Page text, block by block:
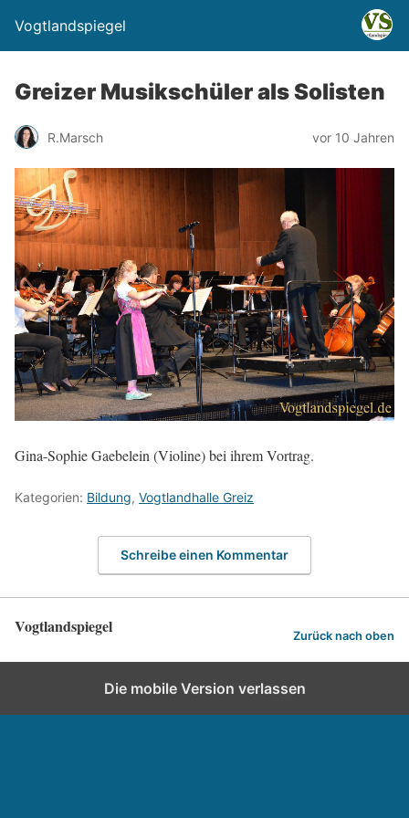
Vogtlandspiegel
Greizer Musikschüler als Solisten
R.Marsch vor 10 Jahren
Gina-Sophie Gaebelein (Violine) bei ihrem Vortrag.
Kategorien: Bildung, Vogtlandhalle Greiz
Schreibe einen Kommentar
Vogtlandspiegel Zurück nach oben
Die mobile Version verlassen